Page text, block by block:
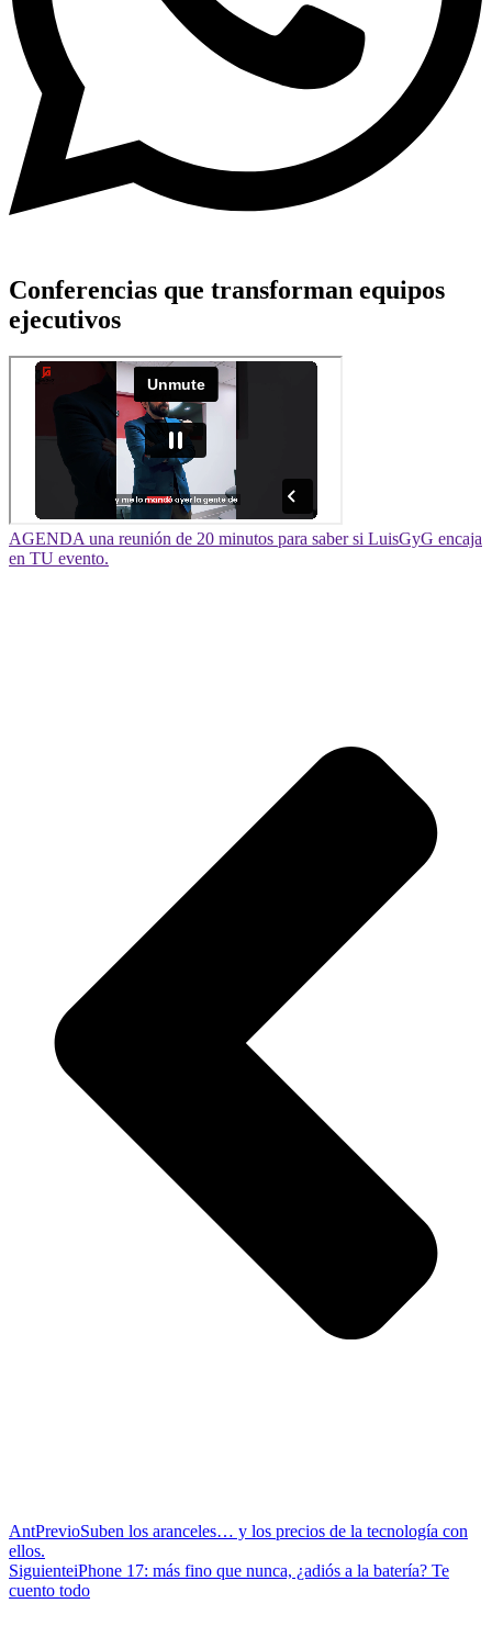
Conferencias que transforman equipos
ejecutivos
AGENDA una reunión de 20 minutos para saber si LuisGyG encaja
en TU evento.
AntPrevioSuben los aranceles… y los precios de la tecnología con
ellos.
SiguienteiPhone 17: más fino que nunca, ¿adiós a la batería? Te
cuento todo